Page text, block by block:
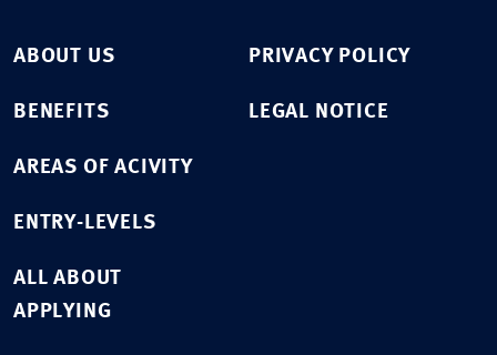
ABOUT US
BENEFITS
AREAS OF ACIVITY
ENTRY-LEVELS
ALL ABOUT
APPLYING
PRIVACY POLICY
LEGAL NOTICE